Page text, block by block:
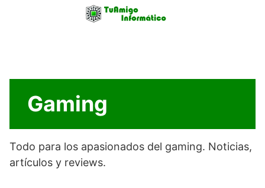
Gaming
Todo para los apasionados del gaming. Noticias,
artículos y reviews.